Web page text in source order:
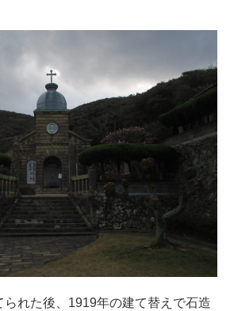
られた後、1919年の建て替えで石造